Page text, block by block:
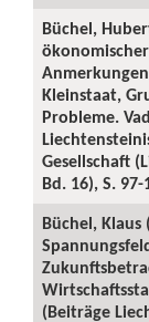
Büchel,
Kleinstaat,
Probleme.
Gesellschaft
Bd. 16), S. 97-
Büchel,
(Beiträge